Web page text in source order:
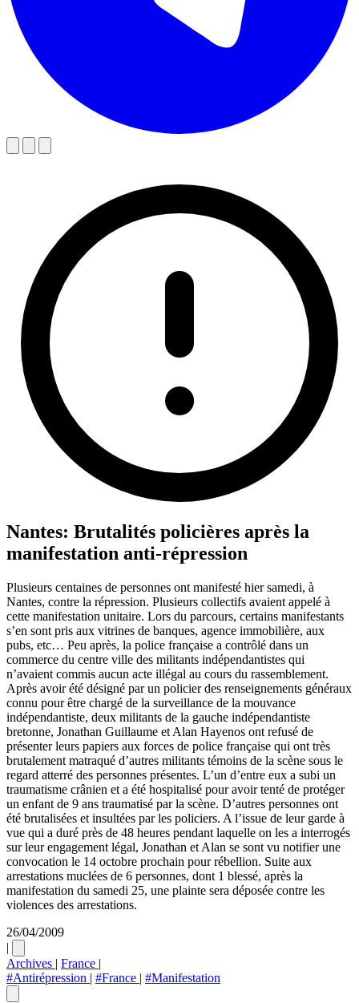
Nantes: Brutalités policières après la
manifestation anti-répression
Plusieurs centaines de personnes ont manifesté hier samedi, à
Nantes, contre la répression. Plusieurs collectifs avaient appelé à
cette manifestation unitaire. Lors du parcours, certains manifestants
s’en sont pris aux vitrines de banques, agence immobilière, aux
pubs, etc… Peu après, la police française a contrôlé dans un
commerce du centre ville des militants indépendantistes qui
n’avaient commis aucun acte illégal au cours du rassemblement.
Après avoir été désigné par un policier des renseignements généraux
connu pour être chargé de la surveillance de la mouvance
indépendantiste, deux militants de la gauche indépendantiste
bretonne, Jonathan Guillaume et Alan Hayenos ont refusé de
présenter leurs papiers aux forces de police française qui ont très
brutalement matraqué d’autres militants témoins de la scène sous le
regard atterré des personnes présentes. L’un d’entre eux a subi un
traumatisme crânien et a été hospitalisé pour avoir tenté de protéger
un enfant de 9 ans traumatisé par la scène. D’autres personnes ont
été brutalisées et insultées par les policiers. A l’issue de leur garde à
vue qui a duré près de 48 heures pendant laquelle on les a interrogés
sur leur engagement légal, Jonathan et Alan se sont vu notifier une
convocation le 14 octobre prochain pour rébellion. Suite aux
arrestations muclées de 6 personnes, dont 1 blessé, après la
manifestation du samedi 25, une plainte sera déposée contre les
violences des arrestations.
26/04/2009
|
Archives | France |
#Antirépression | #France | #Manifestation